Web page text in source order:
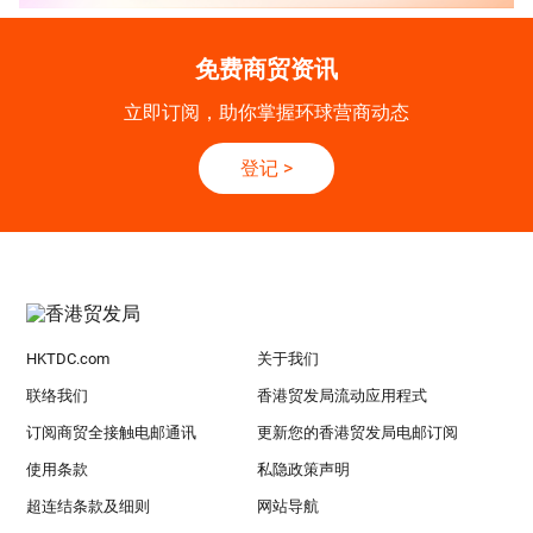
免费商贸资讯
立即订阅，助你掌握环球营商动态
登记 >
HKTDC.com 关于我们
联络我们 香港贸发局流动应用程式
订阅商贸全接触电邮通讯 更新您的香港贸发局电邮订阅
使用条款 私隐政策声明
超连结条款及细则 网站导航